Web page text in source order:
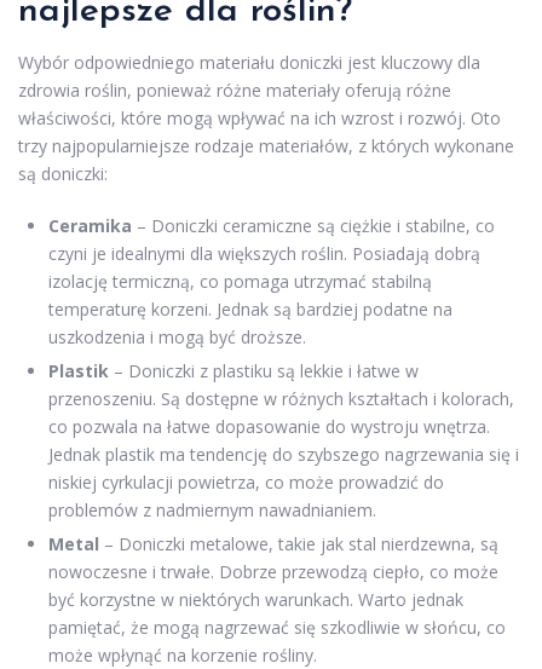
najlepsze dla roślin?
Wybór odpowiedniego materiału doniczki jest kluczowy dla
zdrowia roślin, ponieważ różne materiały oferują różne
właściwości, które mogą wpływać na ich wzrost i rozwój. Oto
trzy najpopularniejsze rodzaje materiałów, z których wykonane
są doniczki:
Ceramika – Doniczki ceramiczne są ciężkie i stabilne, co
czyni je idealnymi dla większych roślin. Posiadają dobrą
izolację termiczną, co pomaga utrzymać stabilną
temperaturę korzeni. Jednak są bardziej podatne na
uszkodzenia i mogą być droższe.
Plastik – Doniczki z plastiku są lekkie i łatwe w
przenoszeniu. Są dostępne w różnych kształtach i kolorach,
co pozwala na łatwe dopasowanie do wystroju wnętrza.
Jednak plastik ma tendencję do szybszego nagrzewania się i
niskiej cyrkulacji powietrza, co może prowadzić do
problemów z nadmiernym nawadnianiem.
Metal – Doniczki metalowe, takie jak stal nierdzewna, są
nowoczesne i trwałe. Dobrze przewodzą ciepło, co może
być korzystne w niektórych warunkach. Warto jednak
pamiętać, że mogą nagrzewać się szkodliwie w słońcu, co
może wpłynąć na korzenie rośliny.